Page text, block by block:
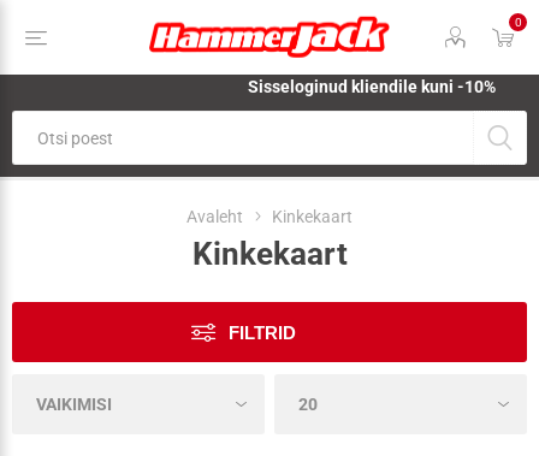
0
Sisseloginud kliendile kuni -10%
Avaleht Kinkekaart
Kinkekaart
FILTRID